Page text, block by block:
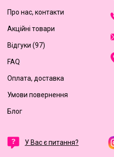
Про нас, контакти
Акційні товари
Відгуки (97)
FAQ
Оплата, доставка
Умови повернення
Блог
У Вас є питання?